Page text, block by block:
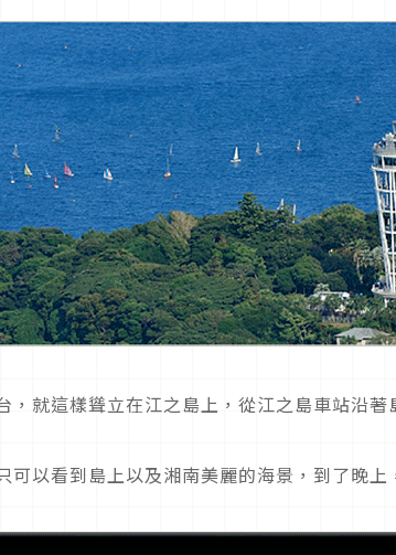
，就這樣聳立在江之島上，從江之島車站沿
可以看到島上以及湘南美麗的海景，到了晚